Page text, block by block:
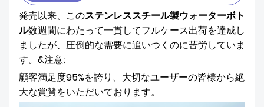
発売以来、このステンレススチール製ウォーターボト
ル数週間にわたって一貫してフルケース出荷を達成し
ましたが、圧倒的な需要に追いつくのに苦労していま
す。&注意;
顧客満足度95%を誇り、大切なユーザーの皆様から絶
大な賞賛をいただいております。